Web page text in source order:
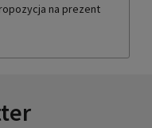
na prezent